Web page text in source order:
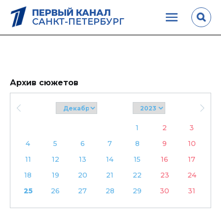
ПЕРВЫЙ КАНАЛ
САНКТ-ПЕТЕРБУРГ
Архив сюжетов
1 2
3
4
5 6 7 8 9
10
11
12 13 14 15 16
17
18
19 20 21 22 23
24
25
26 27 28 29 30 31